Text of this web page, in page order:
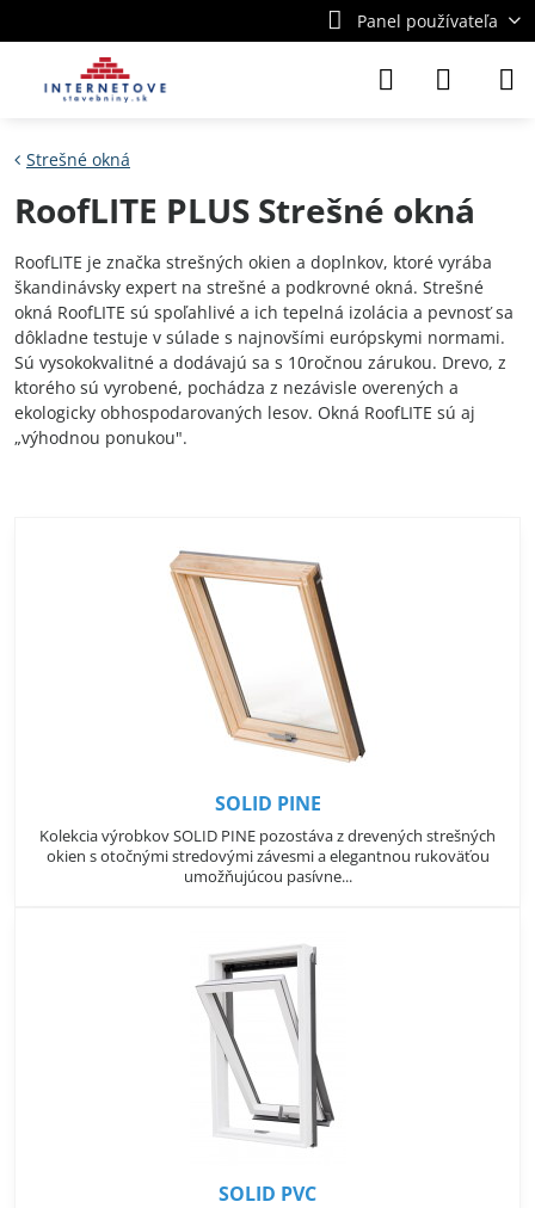
Panel používateľa
Strešné okná
RoofLITE PLUS Strešné okná
RoofLITE je značka strešných okien a doplnkov, ktoré vyrába
škandinávsky expert na strešné a podkrovné okná. Strešné
okná RoofLITE sú spoľahlivé a ich tepelná izolácia a pevnosť sa
dôkladne testuje v súlade s najnovšími európskymi normami.
Sú vysokokvalitné a dodávajú sa s 10ročnou zárukou. Drevo, z
ktorého sú vyrobené, pochádza z nezávisle overených a
ekologicky obhospodarovaných lesov. Okná RoofLITE sú aj
„výhodnou ponukou".
SOLID PINE
Kolekcia výrobkov SOLID PINE pozostáva z drevených strešných
okien s otočnými stredovými závesmi a elegantnou rukoväťou
umožňujúcou pasívne...
SOLID PVC